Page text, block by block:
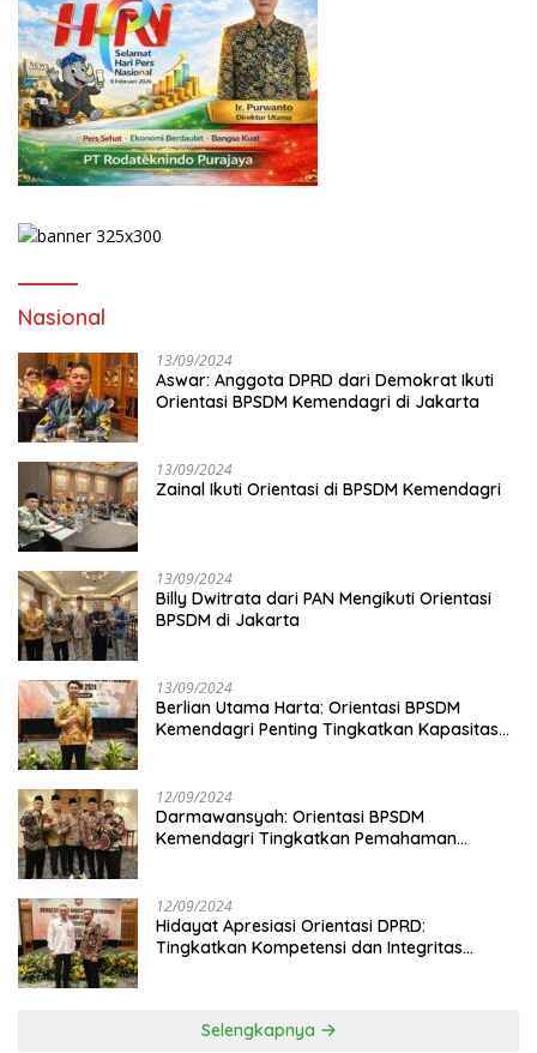
Nasional
13/09/2024
Aswar: Anggota DPRD dari Demokrat Ikuti
Orientasi BPSDM Kemendagri di Jakarta
13/09/2024
Zainal Ikuti Orientasi di BPSDM Kemendagri
13/09/2024
Billy Dwitrata dari PAN Mengikuti Orientasi
BPSDM di Jakarta
13/09/2024
Berlian Utama Harta: Orientasi BPSDM
Kemendagri Penting Tingkatkan Kapasitas
12/09/2024
Darmawansyah: Orientasi BPSDM
Kemendagri Tingkatkan Pemahaman
12/09/2024
Hidayat Apresiasi Orientasi DPRD:
Tingkatkan Kompetensi dan Integritas
Selengkapnya